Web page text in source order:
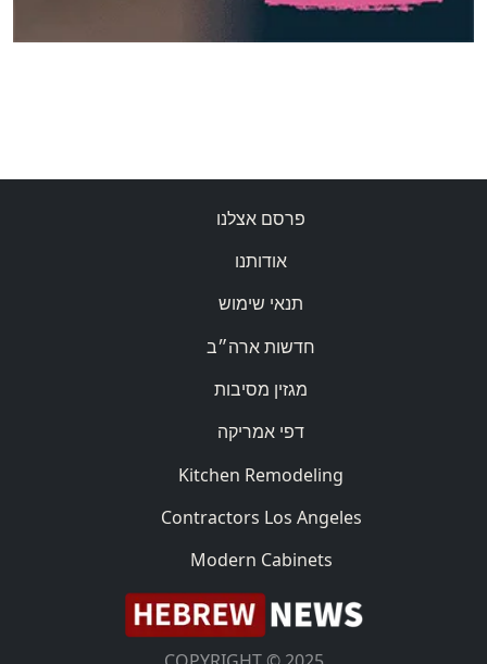
פרסם אצלנו
אודותנו
תנאי שימוש
חדשות ארה״ב
מגזין מסיבות
דפי אמריקה
Kitchen Remodeling
Contractors Los Angeles
Modern Cabinets